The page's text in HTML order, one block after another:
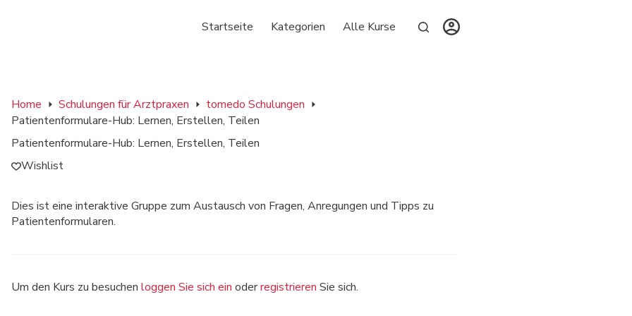
Startseite Kategorien Alle Kurse
Home Schulungen für Arztpraxen
tomedo Schulungen
Patientenformulare-Hub: Lernen, Erstellen, Teilen
Patientenformulare-Hub: Lernen, Erstellen, Teilen
Wishlist
Dies ist eine interaktive Gruppe zum Austausch von Fragen, Anregungen und Tipps zu
Patientenformularen.
Um den Kurs zu besuchen loggen Sie sich ein oderregistrieren Sie sich.